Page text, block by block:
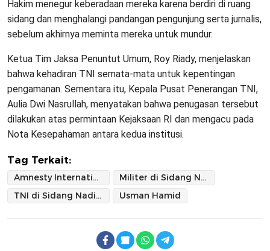
Hakim menegur keberadaan mereka karena berdiri di ruang
sidang dan menghalangi pandangan pengunjung serta jurnalis,
sebelum akhirnya meminta mereka untuk mundur.
Ketua Tim Jaksa Penuntut Umum, Roy Riady, menjelaskan
bahwa kehadiran TNI semata-mata untuk kepentingan
pengamanan. Sementara itu, Kepala Pusat Penerangan TNI,
Aulia Dwi Nasrullah, menyatakan bahwa penugasan tersebut
dilakukan atas permintaan Kejaksaan RI dan mengacu pada
Nota Kesepahaman antara kedua institusi.
Tag Terkait:
Amnesty International Indonesia
Militer di Sidang Nadiem
TNI di Sidang Nadiem Makarim
Usman Hamid